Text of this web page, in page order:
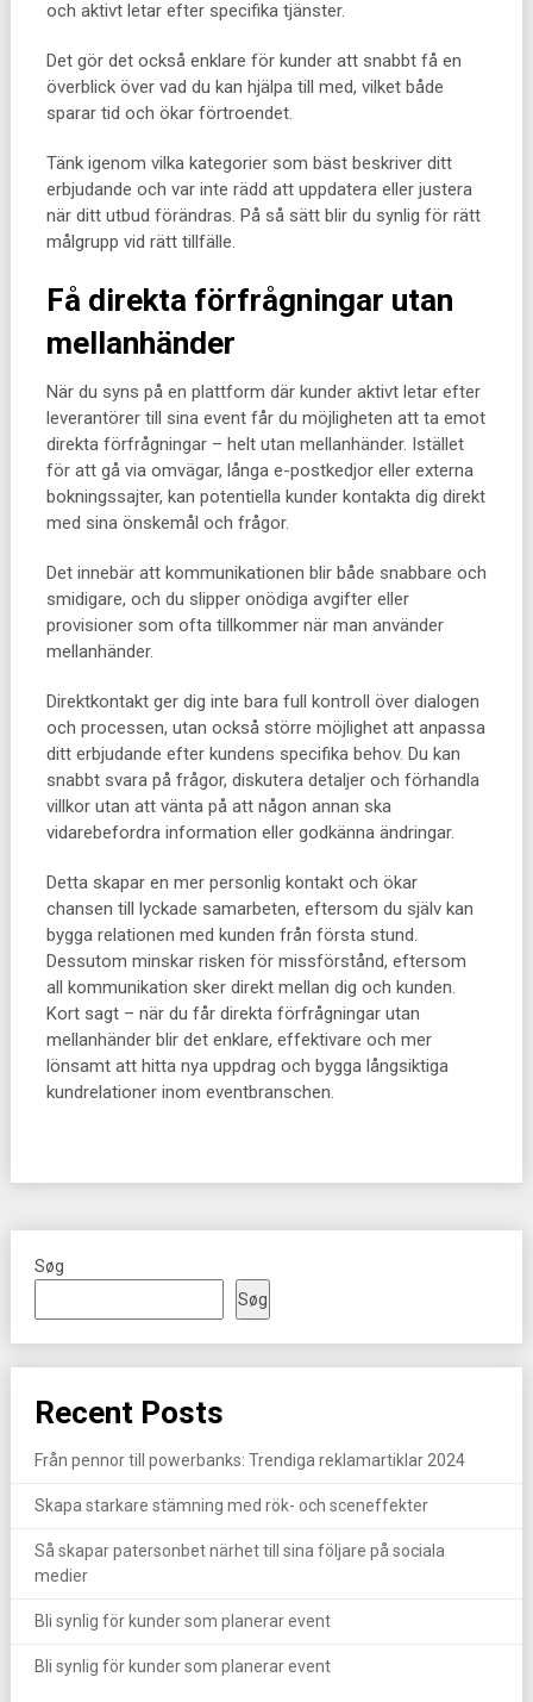
och aktivt letar efter specifika tjänster.
Det gör det också enklare för kunder att snabbt få en
överblick över vad du kan hjälpa till med, vilket både
sparar tid och ökar förtroendet.
Tänk igenom vilka kategorier som bäst beskriver ditt
erbjudande och var inte rädd att uppdatera eller justera
när ditt utbud förändras. På så sätt blir du synlig för rätt
målgrupp vid rätt tillfälle.
Få direkta förfrågningar utan
mellanhänder
När du syns på en plattform där kunder aktivt letar efter
leverantörer till sina event får du möjligheten att ta emot
direkta förfrågningar – helt utan mellanhänder. Istället
för att gå via omvägar, långa e-postkedjor eller externa
bokningssajter, kan potentiella kunder kontakta dig direkt
med sina önskemål och frågor.
Det innebär att kommunikationen blir både snabbare och
smidigare, och du slipper onödiga avgifter eller
provisioner som ofta tillkommer när man använder
mellanhänder.
Direktkontakt ger dig inte bara full kontroll över dialogen
och processen, utan också större möjlighet att anpassa
ditt erbjudande efter kundens specifika behov. Du kan
snabbt svara på frågor, diskutera detaljer och förhandla
villkor utan att vänta på att någon annan ska
vidarebefordra information eller godkänna ändringar.
Detta skapar en mer personlig kontakt och ökar
chansen till lyckade samarbeten, eftersom du själv kan
bygga relationen med kunden från första stund.
Dessutom minskar risken för missförstånd, eftersom
all kommunikation sker direkt mellan dig och kunden.
Kort sagt – när du får direkta förfrågningar utan
mellanhänder blir det enklare, effektivare och mer
lönsamt att hitta nya uppdrag och bygga långsiktiga
kundrelationer inom eventbranschen.
Søg
Søg
Recent Posts
Från pennor till powerbanks: Trendiga reklamartiklar 2024
Skapa starkare stämning med rök- och sceneffekter
Så skapar patersonbet närhet till sina följare på sociala
medier
Bli synlig för kunder som planerar event
Bli synlig för kunder som planerar event